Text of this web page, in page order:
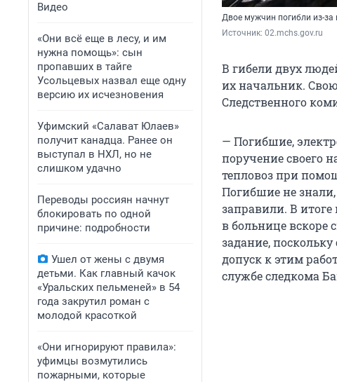
Видео
«Они всё еще в лесу, и им
нужна помощь»: сын
пропавших в тайге
Усольцевых назвал еще одну
версию их исчезновения
Уфимский «Салават Юлаев»
получит канадца. Ранее он
выступал в НХЛ, но не
слишком удачно
Переводы россиян начнут
блокировать по одной
причине: подробности
Ушел от жены с двумя
детьми. Как главный качок
«Уральских пельменей» в 54
года закрутил роман с
молодой красоткой
«Они игнорируют правила»:
уфимцы возмутились
пожарными, которые
Двое мужчин погибли из-за
Источник: 02.mchs.gov.ru
В гибели двух
их начальник.
Следственного
— Погибшие,
поручение своего
тепловоз при
Погибшие не
заправили. В
в больнице вскоре
задание,
допуск к этим
службе следкома